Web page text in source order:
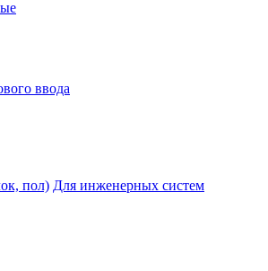
ввода
пол) Для инженерных систем